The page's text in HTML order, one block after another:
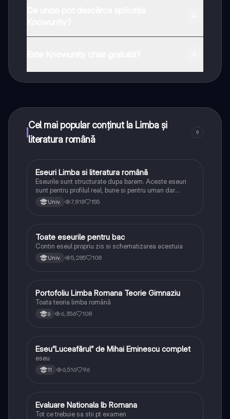
Cel mai popular conținut la Limba și
literatura română
9
Limba și literatura română
Eseuri Limba si literatura română
Eseurile sunt structurate dupa barem. Aceste eseuri
sunt pentru profilul real, bune si pentru uman dar
lipsesc relatiile dintre personaje si caracrerizarile.
Univ. 7,818 155
Limba și literatura română
Toate eseurile pentru bac
Contin eseul propriu zis si schematizarea acestuia
Univ. 5,285 108
Limba și literatura română
Portofoliu Limba Romana Teorie Gimnaziu
Toata teoria limba română
6 6,356 108
Limba și literatura română
Eseu”Luceafărul” de Mihai Eminescu complet
eseu
11 6,516 96
Limba și literatura română
Evaluare Nationala lb Romana
Tot ce trebuie sa stii pt examen